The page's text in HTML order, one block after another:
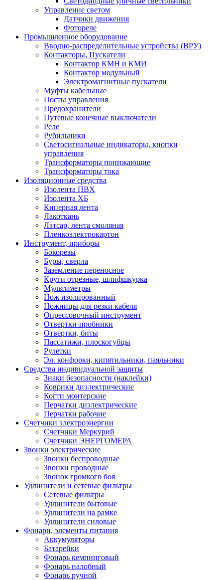
Управление светом
Датчики движения
Фотореле
Промышленное оборудование
Вводно-распределительные устройства (ВРУ)
Контакторы, Пускатели
Контактор КМН и КМИ
Контактор модульный
Электромагнитные пускатели
Муфты кабельные
Посты управления
Предохранители
Путевые конечные выключатели
Реле
Рубильники
Светосигнальные индикаторы, кнопки
управления
Трансформаторы понижающие
Трансформаторы тока
Изоляционные средства
Изолента ПВХ
Изолента ХБ
Киперная лента
Лакоткань
Лэтсар, лента смоляная
Пленкоэлектрокартон
Инструмент, приборы
Бокорезы
Буры, сверла
Заземление переносное
Круги отрезные, шлифшкурка
Мультиметры
Нож изолированный
Ножницы для резки кабеля
Опрессовочный инструмент
Отвертки-пробники
Отвертки, биты
Пассатижи, плоскогубцы
Рулетки
Эл. конфорки, кипятильники, паяльники
Средства индивидуальной защиты
Знаки безопасности (наклейки)
Коврики диэлектрические
Когти монтерские
Перчатки диэлектрические
Перчатки рабочие
Счетчики электроэнергии
Счетчики Меркурий
Счетчики ЭНЕРГОМЕРА
Звонки электрические
Звонки беспроводные
Звонки проводные
Звонок громкого боя
Удлинители и сетевые фильтры
Сетевые фильтры
Удлинители бытовые
Удлинители на рамке
Удлинители силовые
Фонари, элементы питания
Аккумуляторы
Батарейки
Фонарь кемпинговый
Фонарь налобный
Фонарь ручной